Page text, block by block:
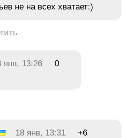
не на всех хватает;)
янв, 13:26
0
18 янв, 13:31
+6